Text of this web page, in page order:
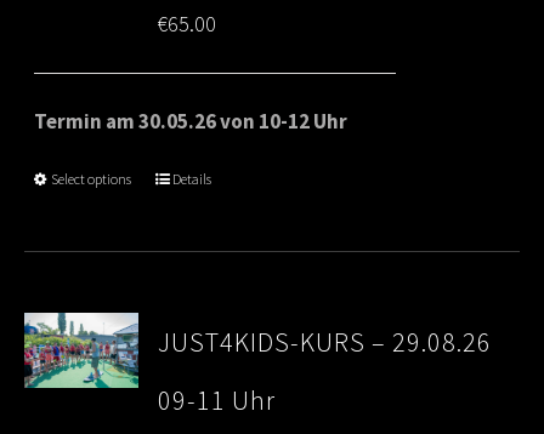
€65.00
Termin am 30.05.26 von 10-12 Uhr
Select options Details
JUST4KIDS-KURS – 29.08.26
09-11 Uhr